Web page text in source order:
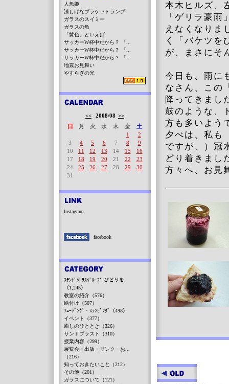
本木ヒルズ、
「ゲリラ豪
えなくなりま
く「バケツを
が、まさにそ
今日も、雨に
なさん、この
降ってきまし
鼓のような、
方も多いよう
夕べは、私も
ですが、）冠
どり着きまし
方々へ、お見
人魚姫
涼しげなブラケットランプ
ガラスのスイミー
ガラスの魚
「黄色」といえば
サッカーW杯中だから？ 「...
サッカーW杯中だから？ 「...
サッカーW杯中だから？ 「...
地震お見舞い
やすらぎの光
<< 2008/08 >>
日
月 火 水 木 金
土
1
2
3
4 5 6 7 8
9
10
11 12 13 14 15
16
17
18 19 20 21 22
23
24
25 26 27 28 29
30
31
Instagram
facebook
ｽﾃﾝﾄﾞｸﾞﾗｽｸﾞﾙｰﾌﾟ びどりを
（1,245）
教室の紹介（576）
絵付け（507）
ﾌｭｰｼﾞﾝｸﾞ・ｽﾗﾝﾋﾟﾝｸﾞ（498）
イベント（377）
癒しのひととき（326）
サンドブラスト（310）
授業内容（299）
展覧会・出版・リンク・お...
（216）
知っておきたいこと（212）
その他（201）
ガラスについて（121）